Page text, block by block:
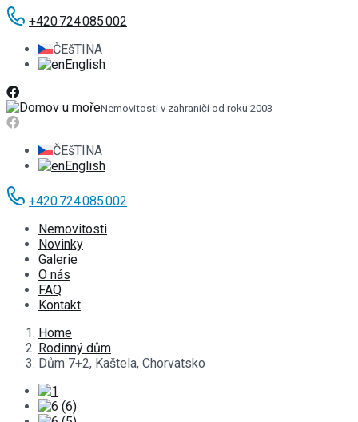
+420 724 085 002
ČEšTINA
English
Nemovitosti v zahraničí od roku 2003
ČEšTINA
English
+420 724 085 002
Nemovitosti
Novinky
Galerie
O nás
FAQ
Kontakt
Home
Rodinný dům
Dům 7+2, Kaštela, Chorvatsko